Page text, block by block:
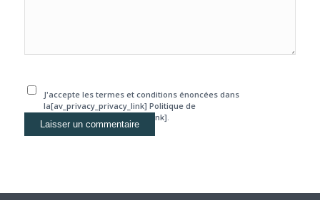
J'accepte les termes et conditions énoncées dans
la[av_privacy_privacy_link] Politique de
confidentialité[/av_privacy_link].